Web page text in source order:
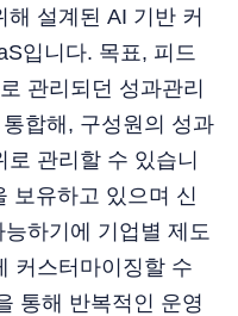
설계된 AI 기반 커
입니다. 목표, 피드
관리되던 성과관리
합해, 구성원의 성과
관리할 수 있습니
보유하고 있으며 신
하기에 기업별 제도
커스터마이징할 수
통해 반복적인 운영